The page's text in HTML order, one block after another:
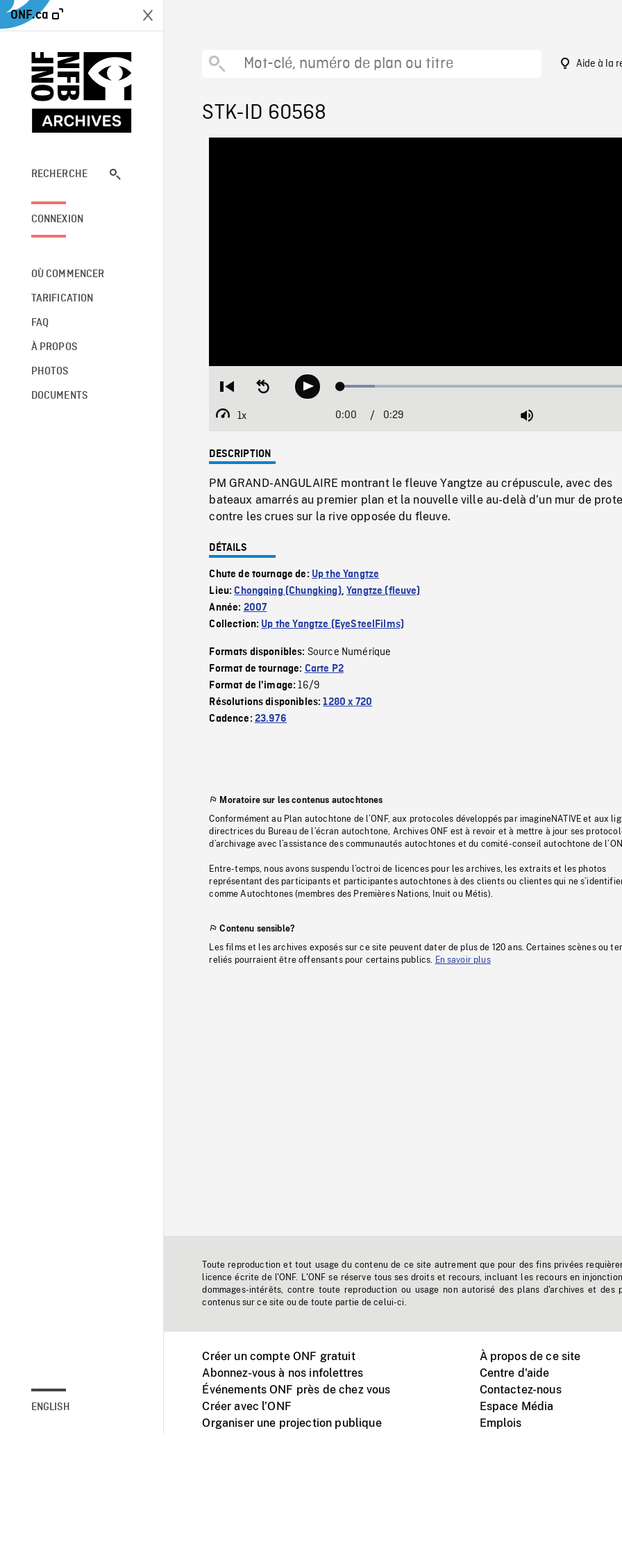
ONF.ca
RECHERCHE
CONNEXION
OÙ COMMENCER
TARIFICATION
FAQ
À PROPOS
PHOTOS
DOCUMENTS
ENGLISH
Aide à la
STK-ID 60568
Restart
beginning
Seek
backwardPlay Loaded:
1x
Playback
Current
0:00 / Duration
0:29 Mute
DESCRIPTION
PM GRAND-ANGULAIRE montrant le fleuve Yangtze au crépuscule, avec des
bateaux amarrés au premier plan et la nouvelle ville au-delà d’un mur de
contre les crues sur la rive opposée du fleuve.
DÉTAILS
Chute de tournage de: Up the Yangtze
Lieu:Chongqing (Chungking),Yangtze (fleuve)
Année: 2007
Collection: Up the Yangtze (EyeSteelFilms)
Formats disponibles: Source Numérique
Format de tournage: Carte P2
Format de l'image:16/9
Résolutions disponibles:1280 x 720
Cadence: 23.976
Moratoire sur les contenus autochtones
Conformément au Plan autochtone de l’ONF, aux protocoles développés par imagineNATIVE et aux
directrices du Bureau de l’écran autochtone, Archives ONF est à revoir et à mettre à jour ses
d’archivage avec l’assistance des communautés autochtones et du comité-conseil autochtone de
Entre-temps, nous avons suspendu l’octroi de licences pour les archives, les extraits et les photos
représentant des participants et participantes autochtones à des clients ou clientes qui ne
comme Autochtones (membres des Premières Nations, Inuit ou Métis).
Contenu sensible?
Les films et les archives exposés sur ce site peuvent dater de plus de 120 ans. Certaines scènes ou
reliés pourraient être offensants pour certains publics.
En savoir plus
Toute reproduction et tout usage du contenu de ce site autrement que pour des fins privées
licence écrite de l'ONF. L'ONF se réserve tous ses droits et recours, incluant les recours en
dommages-intérêts, contre toute reproduction ou usage non autorisé des plans d'archives et des
contenus sur ce site ou de toute partie de celui-ci.
Créer un compte ONF gratuit
Abonnez-vous à nos infolettres
Événements ONF près de chez vous
Créer avec l’ONF
Organiser une projection publique
À propos de ce site
Centre d'aide
Contactez-nous
Espace Média
Emplois